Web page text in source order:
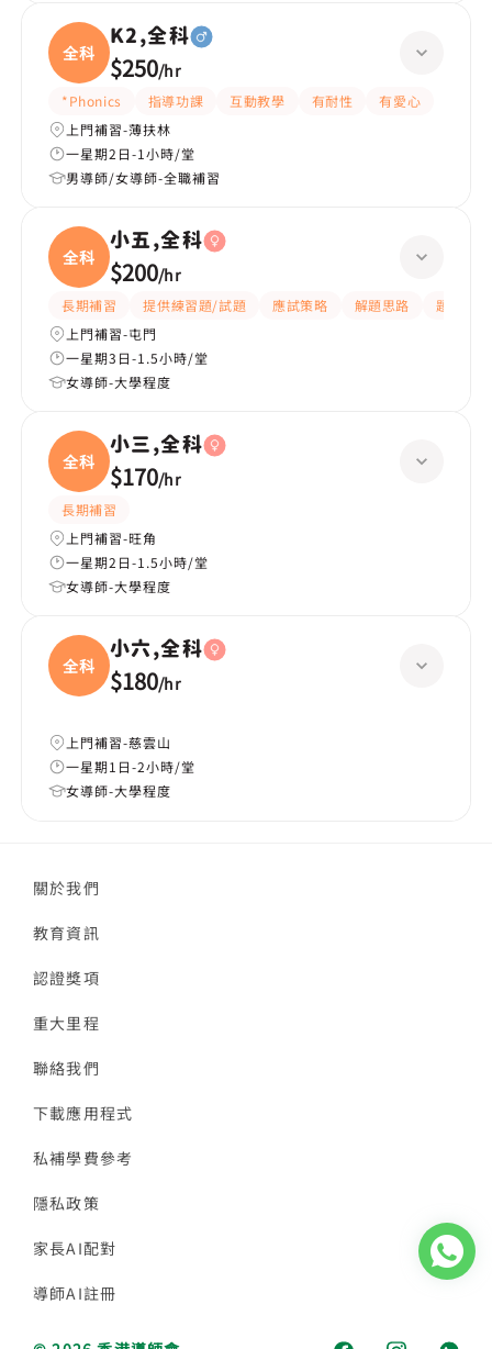
全科
K2,全科
$250/hr
*Phonics 指導功課 互動教學 有耐性
有愛心
上門補習-薄扶林
一星期2日-1小時/堂
男導師/女導師-全職補習
全科
小五,全科
$200/hr
長期補習 提供練習題/試題 應試策略 解題思路
題目講解
上門補習-屯門
一星期3日-1.5小時/堂
女導師-大學程度
全科
小三,全科
$170/hr
長期補習
上門補習-旺角
一星期2日-1.5小時/堂
女導師-大學程度
全科
小六,全科
$180/hr
上門補習-慈雲山
一星期1日-2小時/堂
女導師-大學程度
關於我們
教育資訊
認證獎項
重大里程
聯絡我們
下載應用程式
私補學費參考
隱私政策
家長AI配對
導師AI註冊